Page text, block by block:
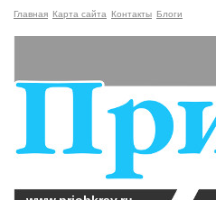
Главная Карта сайта Контакты Блоги